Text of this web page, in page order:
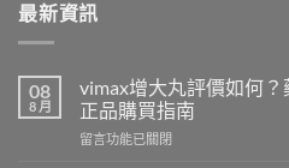
最新資訊
08
8 月
vimax增大丸評價如何
正品購買指南
在
留言功能已關閉